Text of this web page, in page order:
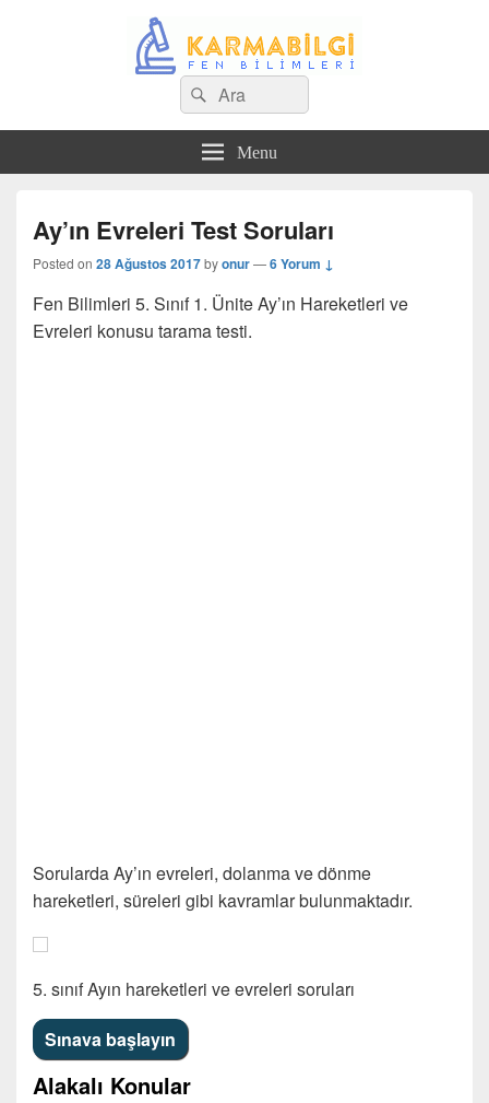
Search
for:
Ara
Menu
Ay’ın Evreleri Test Soruları
Posted on 28 Ağustos 2017byonur—6 Yorum ↓
Fen Bilimleri 5. Sınıf 1. Ünite Ay’ın Hareketleri ve
Evreleri konusu tarama testi.
Sorularda Ay’ın evreleri, dolanma ve dönme
hareketleri, süreleri gibi kavramlar bulunmaktadır.
5. sınıf Ayın hareketleri ve evreleri soruları
Alakalı Konular